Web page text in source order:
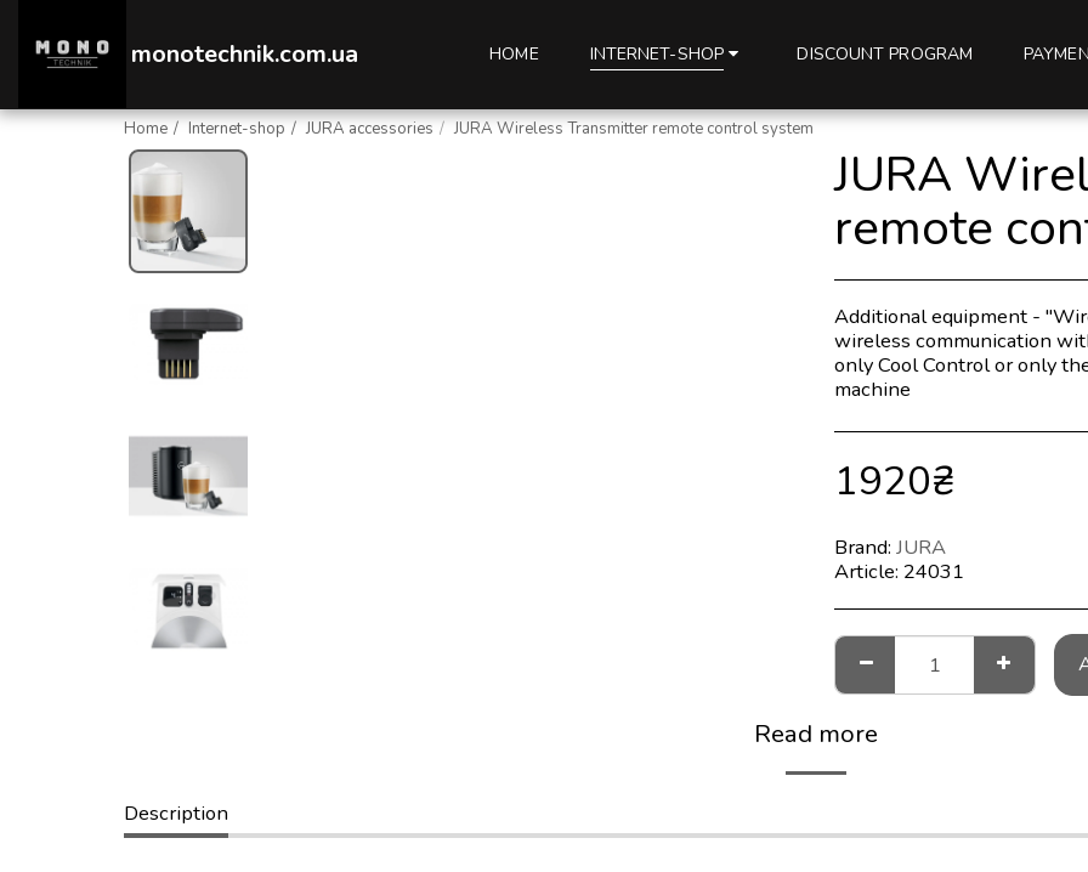
monotechnik.com.ua HOME INTERNET-SHOP DISCOUNT PROGRAM
Home Internet-shop JURA accessories JURA Wireless Transmitter remote control system
JURA
remote
Additional equipment -
wireless communication
only Cool Control or only
machine
1920₴
Brand: JURA
Article: 24031
Read more
Description